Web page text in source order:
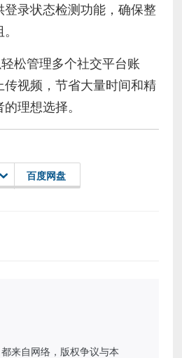
登录状态检测功能，确保整
松管理多个社交平台账
传视频，节省大量时间和精
理想选择。
百度网盘
来自网络，版权争议与本